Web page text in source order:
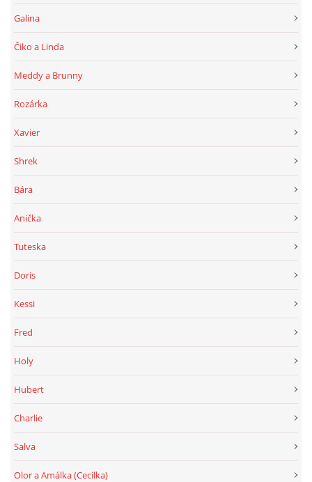
Galina
Čiko a Linda
Meddy a Brunny
Rozárka
Xavier
Shrek
Bára
Anička
Tuteska
Doris
Kessi
Fred
Holy
Hubert
Charlie
Salva
Olor a Amálka (Cecilka)